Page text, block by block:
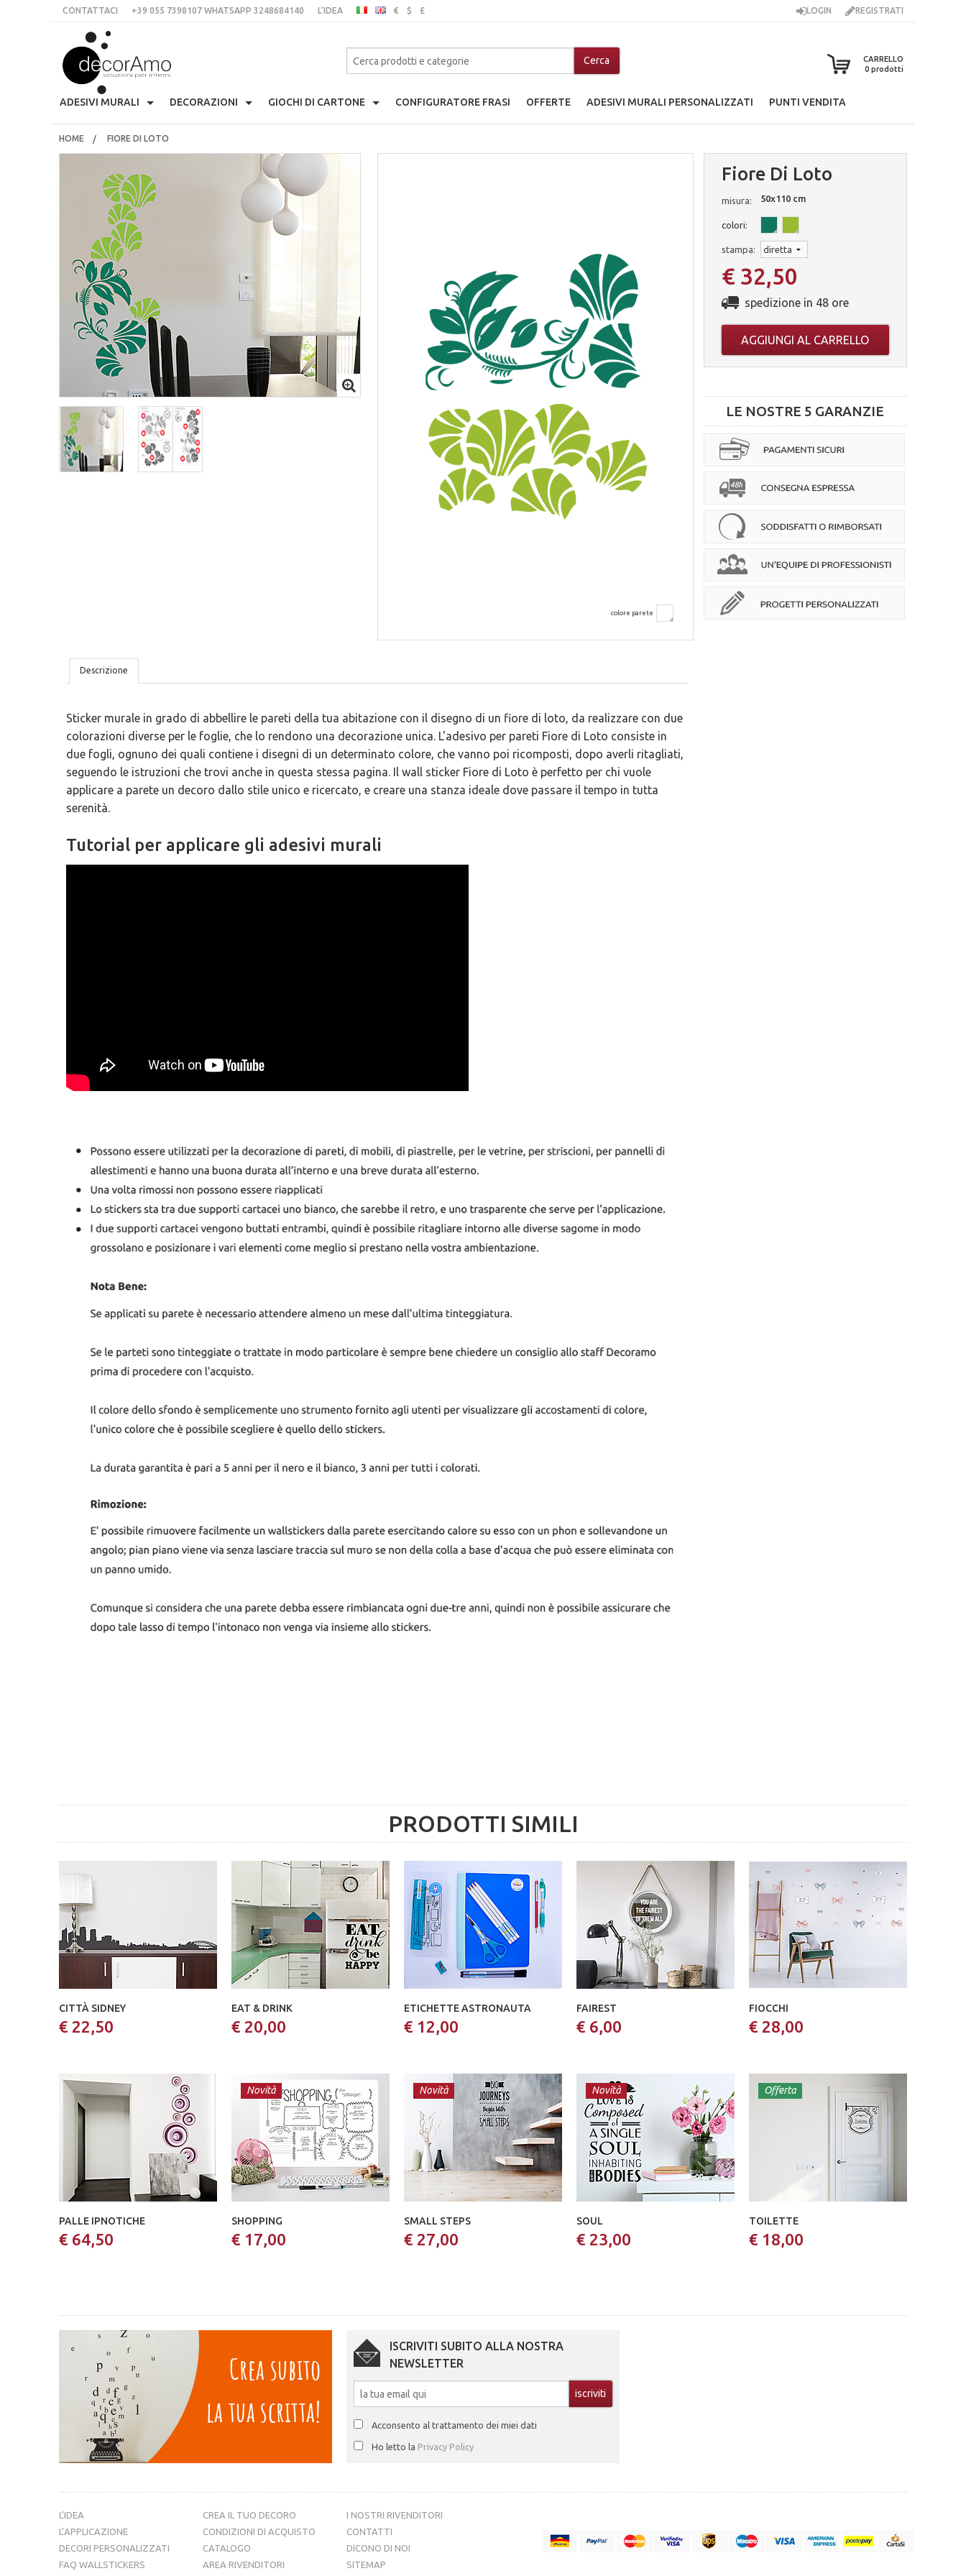
CONTATTACI +39 055 7398107 WHATSAPP 3248684140 L’IDEA
ITALIANOINGLESE
€ $ £ LOGIN REGISTRATI
CARRELLO
0 prodotti
ADESIVI MURALI
Stile Liberty
Fiori
Natale
San Valentino
Ironici
Multicolor
Animali
Lavagne Adesive
Bambini
Trame
Tutto Organizzato
DECORAZIONI
Orologi Parete Adesivi
Ciglia Decorative
Lettere In Legno
Presina Mustache
Stampe In Cornice
Tovagliette
GIOCHI DI CARTONE
Frigo Giocattolo
CONFIGURATORE FRASI OFFERTE ADESIVI MURALI PERSONALIZZATI PUNTI VENDITA
CONTATTACI+39 055 7398107 whatsApp 3248684140
italianoinglese
£
LOGIN REGISTRATI
HOME FIORE DI LOTO
colore parete
Fiore Di Loto
misura: 50x110 cm
colori:
stampa:
€ 32,50
spedizione in 48 ore
AGGIUNGI AL CARRELLO
LE NOSTRE 5 GARANZIE
Descrizione
Sticker murale in grado di abbellire le pareti della tua abitazione con il disegno di un fiore di loto, da realizzare con due
colorazioni diverse per le foglie, che lo rendono una decorazione unica. L'adesivo per pareti Fiore di Loto consiste in
due fogli, ognuno dei quali contiene i disegni di un determinato colore, che vanno poi ricomposti, dopo averli ritagliati,
seguendo le istruzioni che trovi anche in questa stessa pagina. Il wall sticker Fiore di Loto è perfetto per chi vuole
applicare a parete un decoro dallo stile unico e ricercato, e creare una stanza ideale dove passare il tempo in tutta
serenità.
Tutorial per applicare gli adesivi murali
PRODOTTI SIMILI
CITTÀ SIDNEY
€ 22,50
EAT & DRINK
€ 20,00
ETICHETTE ASTRONAUTA
€ 12,00
FAIREST
€ 6,00
FIOCCHI
€ 28,00
PALLE IPNOTICHE
€ 64,50
Novità
SHOPPING
€ 17,00
Novità
SMALL STEPS
€ 27,00
Novità
SOUL
€ 23,00
Offerta
TOILETTE
€ 18,00
ISCRIVITI SUBITO ALLA NOSTRA
NEWSLETTER
Acconsento al trattamento dei miei dati
Ho letto la Privacy Policy
L’IDEA
L’APPLICAZIONE
DECORI PERSONALIZZATI
FAQ WALLSTICKERS
CREA IL TUO DECORO
CONDIZIONI DI ACQUISTO
CATALOGO
AREA RIVENDITORI
I NOSTRI RIVENDITORI
CONTATTI
DICONO DI NOI
SITEMAP